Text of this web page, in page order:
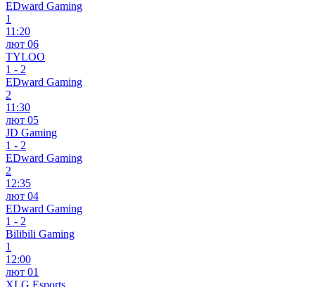
EDward Gaming
1
11:20
лют 06
TYLOO
1 - 2
EDward Gaming
2
11:30
лют 05
JD Gaming
1 - 2
EDward Gaming
2
12:35
лют 04
EDward Gaming
1 - 2
Bilibili Gaming
1
12:00
лют 01
XLG Esports